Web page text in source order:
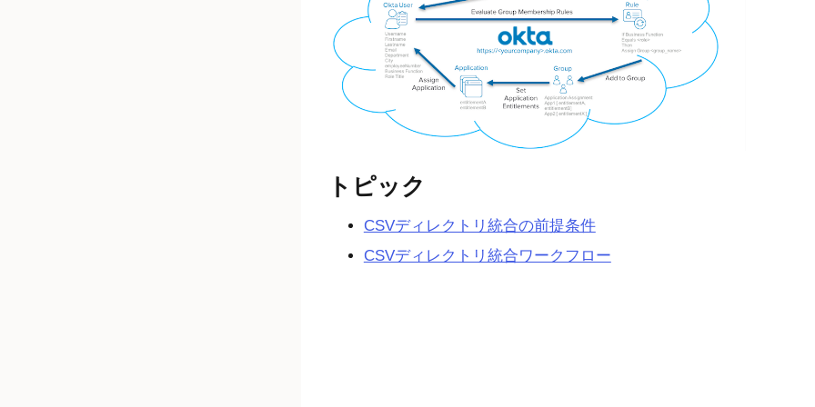
トピック
CSVディレクトリ統合の前提条件
CSVディレクトリ統合ワークフロー